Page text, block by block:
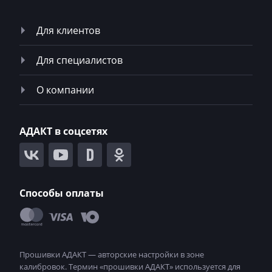
Для клиентов
Для специалистов
О компании
АДАКТ в соцсетях
Способы оплаты